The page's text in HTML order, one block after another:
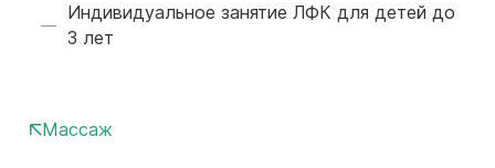
Индивидуальное занятие ЛФК для детей до
3 лет
Массаж